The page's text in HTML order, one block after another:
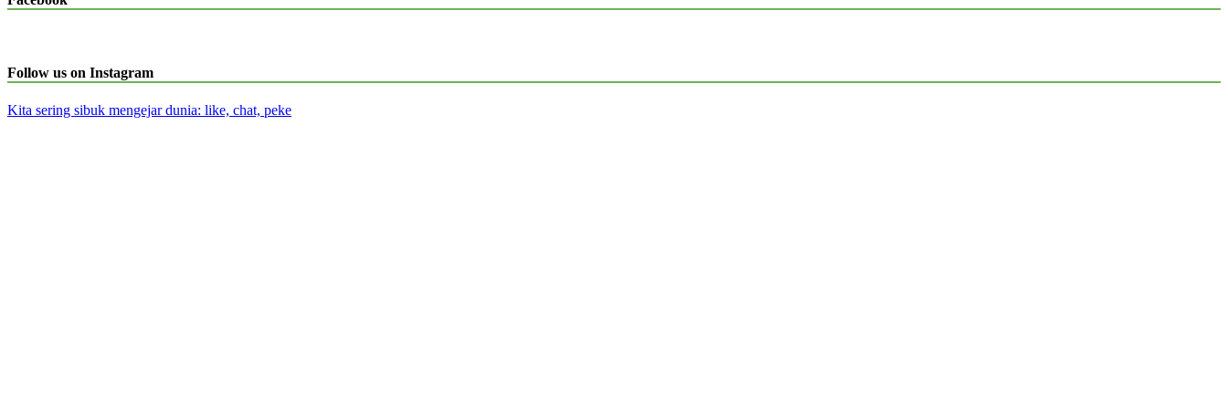
Follow us on Instagram
Kita sering sibuk mengejar dunia: like, chat, peke